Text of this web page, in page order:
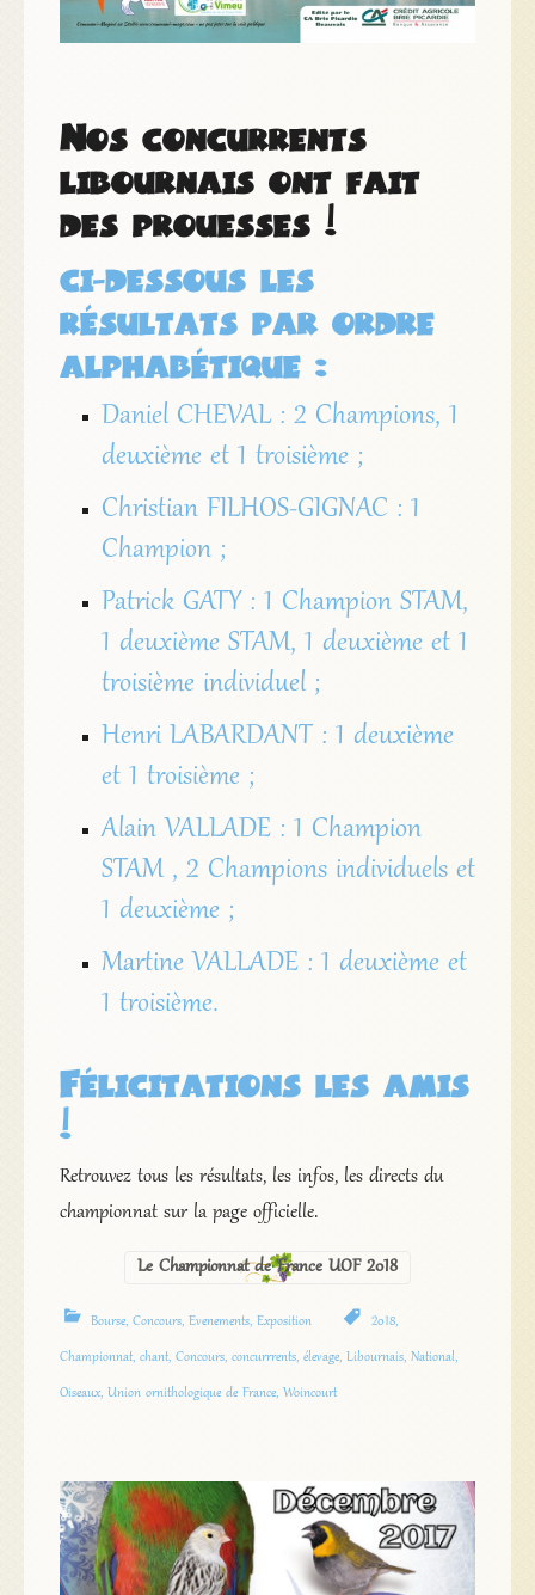
Nos concurrents
libournais ont fait
des prouesses !
ci-dessous les
résultats par ordre
alphabétique :
Daniel CHEVAL : 2 Champions, 1
deuxième et 1 troisième ;
Christian FILHOS-GIGNAC : 1
Champion ;
Patrick GATY : 1 Champion STAM,
1 deuxième STAM, 1 deuxième et 1
troisième individuel ;
Henri LABARDANT : 1 deuxième
et 1 troisième ;
Alain VALLADE : 1 Champion
STAM , 2 Champions individuels et
1 deuxième ;
Martine VALLADE : 1 deuxième et
1 troisième.
Félicitations les amis
!
Retrouvez tous les résultats, les infos, les directs du
championnat sur la page officielle.
Le Championnat de France UOF 2018
Bourse, Concours, Evenements, Exposition 2018,
Championnat, chant, Concours, concurrrents, élevage, Libournais, National,
Oiseaux, Union ornithologique de France, Woincourt